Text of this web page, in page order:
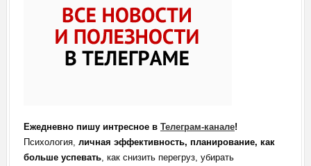
Ежедневно пишу интресное в Телеграм-канале!
Психология, личная эффективность, планирование, как
больше успевать, как снизить перегруз, убирать